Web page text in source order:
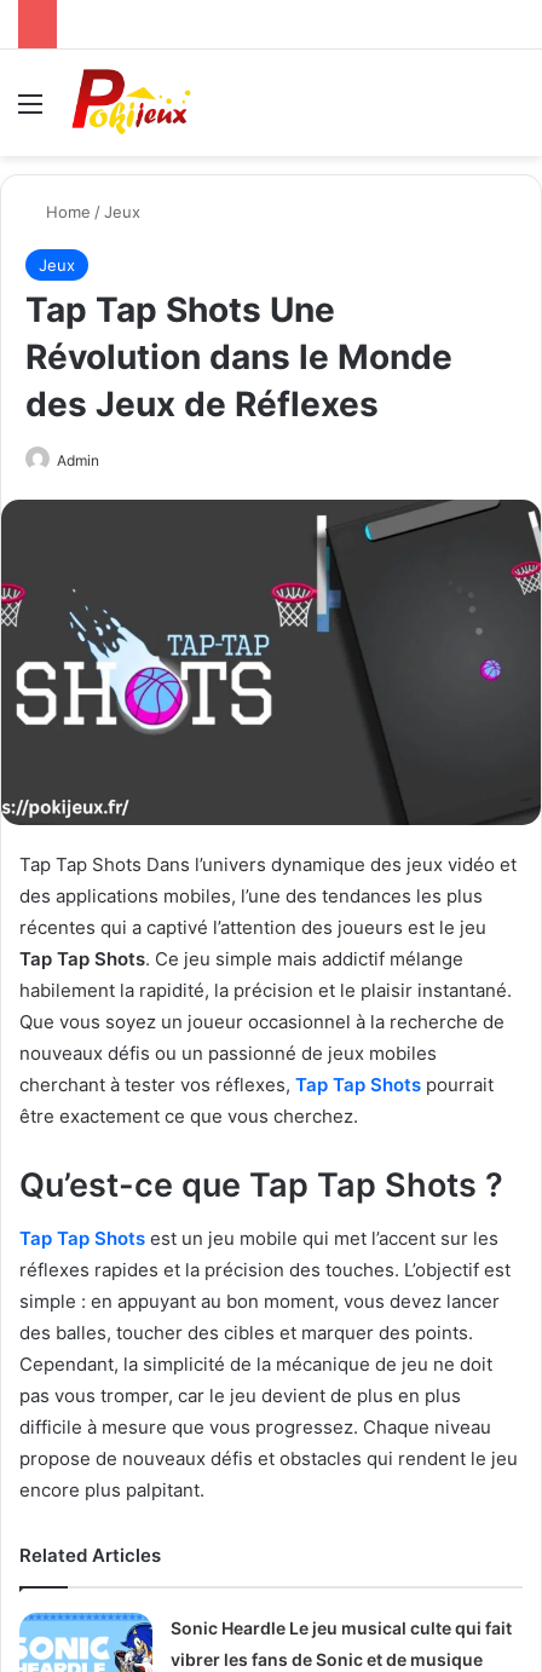
Menu
Home /Jeux
Jeux
Tap Tap Shots Une
Révolution dans le Monde
des Jeux de Réflexes
Admin
Tap Tap Shots Dans l’univers dynamique des jeux vidéo et
des applications mobiles, l’une des tendances les plus
récentes qui a captivé l’attention des joueurs est le jeu
Tap Tap Shots. Ce jeu simple mais addictif mélange
habilement la rapidité, la précision et le plaisir instantané.
Que vous soyez un joueur occasionnel à la recherche de
nouveaux défis ou un passionné de jeux mobiles
cherchant à tester vos réflexes, Tap Tap Shots pourrait
être exactement ce que vous cherchez.
Qu’est-ce que Tap Tap Shots ?
Tap Tap Shots est un jeu mobile qui met l’accent sur les
réflexes rapides et la précision des touches. L’objectif est
simple : en appuyant au bon moment, vous devez lancer
des balles, toucher des cibles et marquer des points.
Cependant, la simplicité de la mécanique de jeu ne doit
pas vous tromper, car le jeu devient de plus en plus
difficile à mesure que vous progressez. Chaque niveau
propose de nouveaux défis et obstacles qui rendent le jeu
encore plus palpitant.
Related Articles
Sonic Heardle Le jeu musical culte qui fait
vibrer les fans de Sonic et de musique